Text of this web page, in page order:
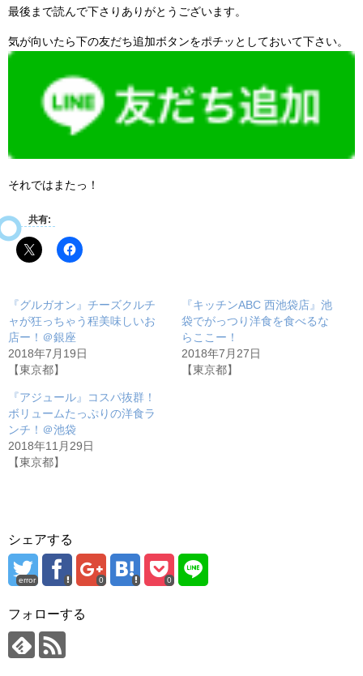
最後まで読んで下さりありがとうございます。
気が向いたら下の友だち追加ボタンをポチッとしておいて下さい。
それではまたっ！
共有:
『グルガオン』チーズクルチ
ャが狂っちゃう程美味しいお
店ー！＠銀座
2018年7月19日
【東京都】
『キッチンABC 西池袋店』池
袋でがっつり洋食を食べるな
らここー！
2018年7月27日
【東京都】
『アジュール』コスパ抜群！
ボリュームたっぷりの洋食ラ
ンチ！＠池袋
2018年11月29日
【東京都】
シェアする
error 0 0
フォローする